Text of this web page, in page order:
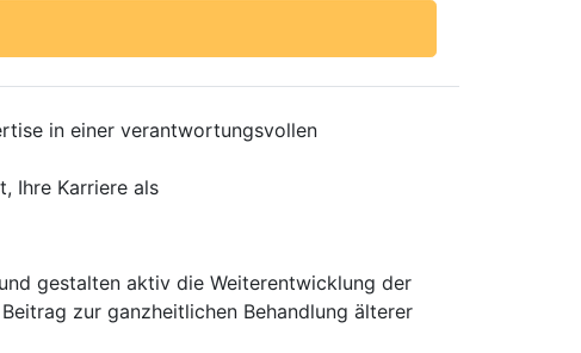
in einer verantwortungsvollen
Ihre Karriere als
gestalten aktiv die Weiterentwicklung der
zur ganzheitlichen Behandlung älterer